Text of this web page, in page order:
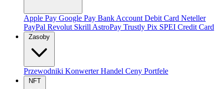
Apple Pay Google Pay Bank Account Debit Card Neteller
PayPal Revolut Skrill AstroPay Trustly Pix SPEI Credit Card
Zasoby
Przewodniki KonwerterHandel Ceny Portfele
NFT